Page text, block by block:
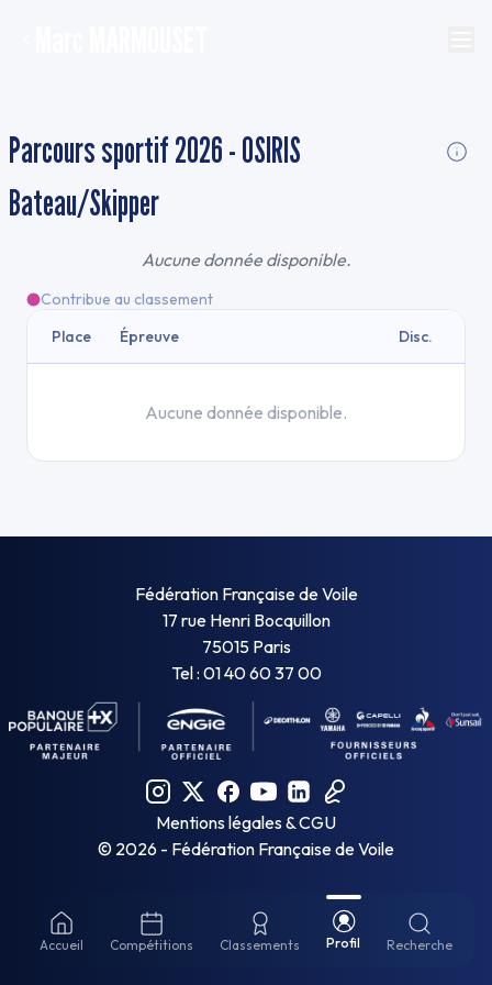
Accueil Compétitions Classements Profil Recherche
Parcours sportif 2026 - OSIRIS
Bateau/Skipper
Aucune donnée disponible.
Contribue au classement
Place
Épreuve Disc.
Aucune donnée disponible.
Fédération Française de Voile
17 rue Henri Bocquillon
75015 Paris
Tel : 01 40 60 37 00
Mentions légales & CGU
© 2026 - Fédération Française de Voile